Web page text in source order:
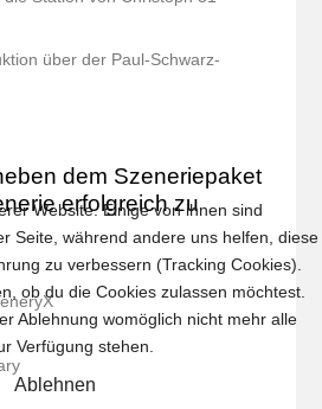
dem Szeneriepaket
erfolgreich zu
Website. Einige von ihnen sind
Seite, während andere uns helfen, diese
zu verbessern (Tracking Cookies).
ob du die Cookies zulassen möchtest.
Ablehnung womöglich nicht mehr alle
Verfügung stehen.
Ablehnen